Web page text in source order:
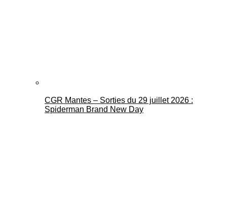
CGR Mantes – Sorties du 29 juillet 2026 :
Spiderman Brand New Day